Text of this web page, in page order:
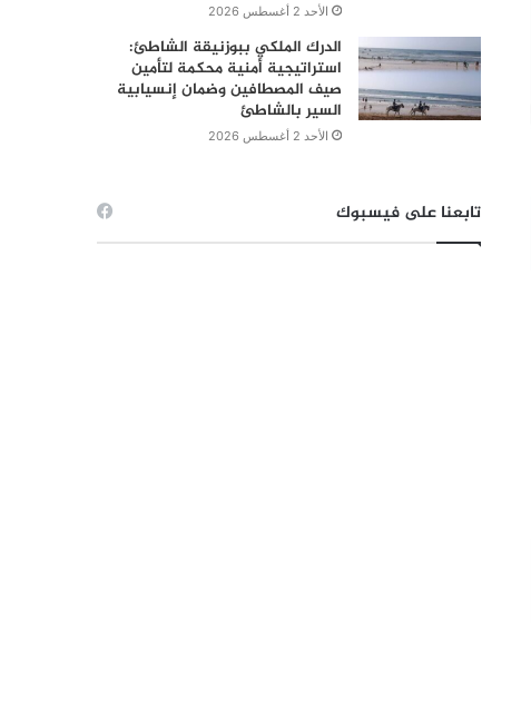
الأحد 2 أغسطس 2026
الدرك الملكي ببوزنيقة الشاطئ:
استراتيجية أمنية محكمة لتأمين
صيف المصطافين وضمان إنسيابية
السير بالشاطئ
الأحد 2 أغسطس 2026
تابعنا على فيسبوك